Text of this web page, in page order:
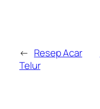
← Resep Acar
Telur